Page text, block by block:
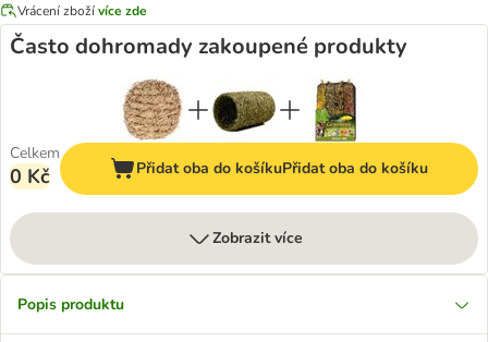
Vrácení zbožívíce zde
Často dohromady zakoupené produkty
Celkem
0 Kč Přidat oba do košíkuPřidat oba do košíku
Zobrazit více
Popis produktu